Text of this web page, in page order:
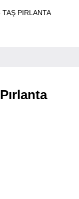
TAŞ PIRLANTA